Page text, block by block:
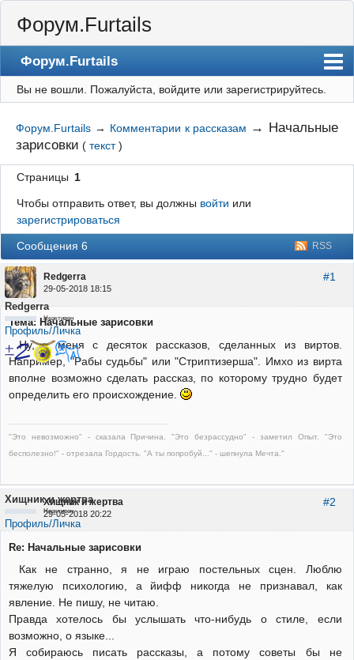
Форум.Furtails
Форум.Furtails
На сайт
Форум
Регистрация
Вход
Вы не вошли. Пожалуйста, войдите или зарегистрируйтесь.
Форум.Furtails → Комментарии к рассказам → Начальные
зарисовки (текст)
Страницы 1
Чтобы отправить ответ, вы должны войти или
зарегистрироваться
RSS
Сообщения 6
#1
Redgerra
29-05-2018 18:15
Redgerra
Неактивен
Профиль/Личка
Тема: Начальные зарисовки
Ну, у меня с десяток рассказов, сделанных из виртов.
Например, "Рабы судьбы" или "Стриптизерша". Имхо из вирта
вполне возможно сделать рассказ, по которому трудно будет
определить его происхождение.
"Это невозможно" - сказала Причина. "Это безрассудно" - заметил Опыт. "Это
бесполезно!" - отрезала Гордость. "А ты попробуй..." - шепнула Мечта."
#2
Хищник и жертва
29-05-2018 20:22
Хищник и жертва
Неактивен
Профиль/Личка
Re: Начальные зарисовки
Как не странно, я не играю постельных сцен. Люблю
тяжелую психологию, а йифф никогда не признавал, как
явление. Не пишу, не читаю.
Правда хотелось бы услышать что-нибудь о стиле, если
возможно, о языке...
Я собираюсь писать рассказы, а потому советы бы не